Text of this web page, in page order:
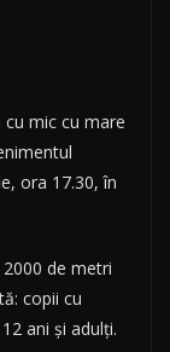
mic cu mare
ora 17.30, în
de metri
copii cu
ani şi adulţi.